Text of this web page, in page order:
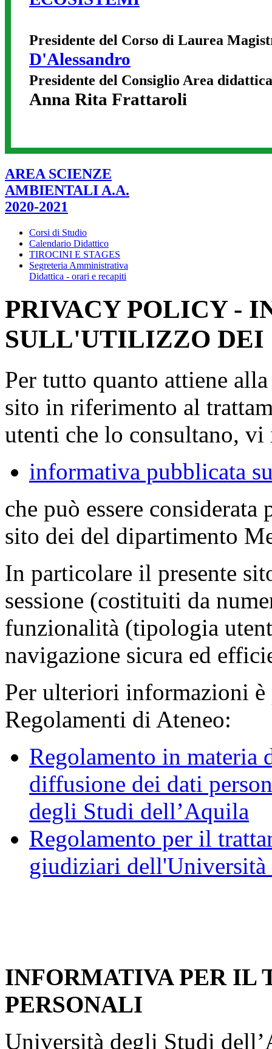
Presidente del Corso di Laurea
D'Alessandro
Presidente del Consiglio Area
Anna Rita Frattaroli
AREA SCIENZE
AMBIENTALI A.A.
2020-2021
Corsi di Studio
Calendario Didattico
TIROCINI E STAGES
Segreteria Amministrativa
Didattica - orari e recapiti
PRIVACY POLICY -
SULL'UTILIZZO DEI
Per tutto quanto attiene
sito in riferimento al
utenti che lo consultano,
informativa pubblicata
che può essere
sito dei del dipartimento
In particolare il presente
sessione (costituiti da
funzionalità (tipologia
navigazione sicura ed
Per ulteriori informazioni è
Regolamenti di Ateneo:
Regolamento in materia
diffusione dei dati
degli Studi dell’Aquila
Regolamento per il
giudiziari
INFORMATIVA PER IL
PERSONALI
Università degli Studi